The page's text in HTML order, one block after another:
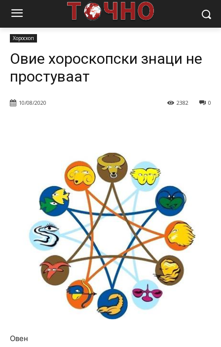
Почетна Хороскоп
Овие хороскопски знаци не
Хороскоп
Овие хороскопски знаци не
простуваат
10/08/2020 0
2382
Овен